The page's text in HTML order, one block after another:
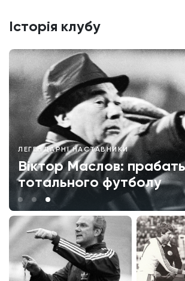
Історія клубу
ЛЕГЕНДАРНІ НАСТАВНИКИ
Віктор Маслов:
тотального футболу